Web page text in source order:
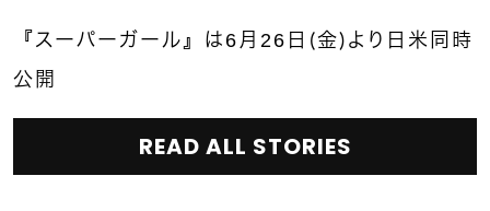
『スーパーガール』は6月26日（金）より日米同時
公開
READ ALL STORIES